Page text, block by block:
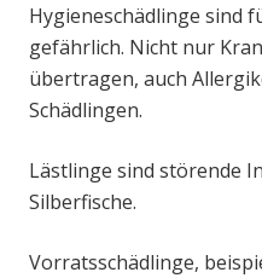
Hygieneschädlinge sind
gefährlich. Nicht nur
übertragen, auch
Schädlingen.
Lästlinge sind störende
Silberfische.
Vorratsschädlinge,